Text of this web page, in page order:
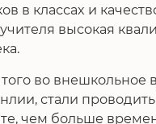
в классах и
высокая
во внешкольное
стали
чем больше